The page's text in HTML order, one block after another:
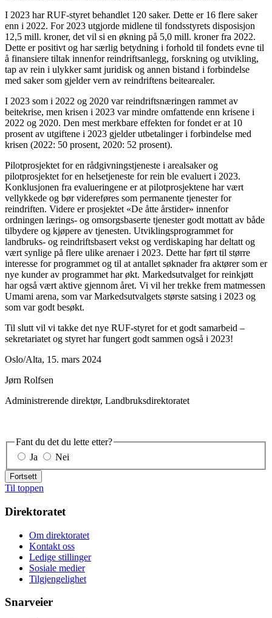
I 2023 har RUF-styret behandlet 120 saker. Dette er 16 flere saker
enn i 2022. For 2023 utgjorde midlene til fondsstyrets disposisjon
12,5 mill. kroner, det vil si en økning på 5,0 mill. kroner fra 2022.
Dette er positivt og har særlig betydning i forhold til fondets evne til
å finansiere tiltak innenfor reindriftsanlegg, forskning og utvikling,
tap av rein i ulykker samt juridisk og annen bistand i forbindelse
med saker som gjelder vern av reindriftens beitearealer.
I 2023 som i 2022 og 2020 var reindriftsnæringen rammet av
beitekrise, men krisen i 2023 var mindre omfattende enn krisene i
2022 og 2020. Den mest merkbare effekten for fondet er at 10
prosent av utgiftene i 2023 gjelder utbetalinger i forbindelse med
krisen (2022: 50 prosent, 2020: 52 prosent).
Pilotprosjektet for en rådgivningstjeneste i arealsaker og
pilotprosjektet for en helsetjeneste for rein ble evaluert i 2023.
Konklusjonen fra evalueringene er at pilotprosjektene har vært
vellykkede og bør videreføres som permanente tjenester for
reindriften. Videre er prosjektet «De åtte årstider» innenfor
ordningen lærings- og omsorgsbaserte tjenester godt mottatt av både
tilbydere og kjøpere av tjenesten. Utviklingsprogrammet for
landbruks- og reindriftsbasert vekst og verdiskaping har deltatt og
vært synlige på flere ulike arenaer i 2023. Dette har ført til større
interesse for programmet og til at antallet søknader fra aktører som er
nye kunder av programmet har økt. Markedsutvalget for reinkjøtt
har også vært aktive gjennom året. Vi vil her trekke frem matmessen
Umami arena, som var Markedsutvalgets største satsing i 2023 og
som var godt besøkt.
Til slutt vil vi takke det nye RUF-styret for et godt samarbeid –
sekretariatet og styret har fungert godt sammen også i 2023!
Oslo/Alta, 15. mars 2024
Jørn Rolfsen
Administrerende direktør, Landbruksdirektoratet
Fant du det du lette etter?
Ja
Nei
Fortsett
Til toppen
Direktoratet
Om direktoratet
Kontakt oss
Ledige stillinger
Sosiale medier
Tilgjengelighet
Snarveier